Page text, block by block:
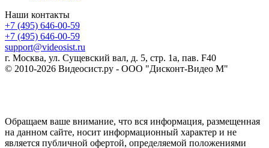
Наши контакты
+7 (495) 646-00-59
+7 (495) 646-00-59
support@videosist.ru
г. Москва, ул. Сущевский вал, д. 5, стр. 1а, пав. F40
© 2010-2026 Видеосист.ру - ООО "Дисконт-Видео М"
Обращаем ваше внимание, что вся информация, размещенная
на данном сайте, носит информационный характер и не
является публичной офертой, определяемой положениями